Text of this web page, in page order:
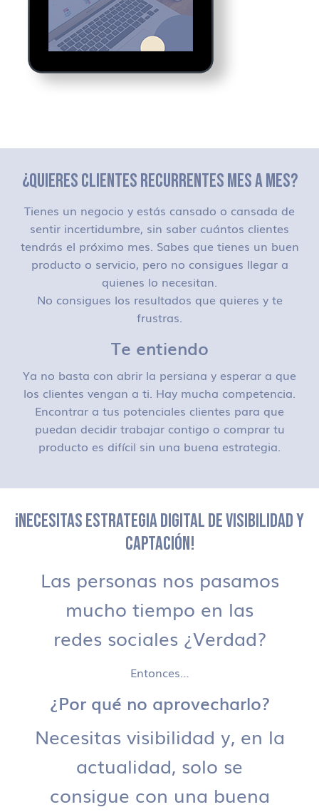
¿QUIERES CLIENTES RECURRENTES MES A MES?
Tienes un negocio y estás cansado o cansada de
sentir incertidumbre, sin saber cuántos clientes
tendrás el próximo mes. Sabes que tienes un buen
producto o servicio, pero no consigues llegar a
quienes lo necesitan.
No consigues los resultados que quieres y te
frustras.
Te entiendo
Ya no basta con abrir la persiana y esperar a que
los clientes vengan a ti. Hay mucha competencia.
Encontrar a tus potenciales clientes para que
puedan decidir trabajar contigo o comprar tu
producto es difícil sin una buena estrategia.
¡NECESITAS ESTRATEGIA DIGITAL DE VISIBILIDAD Y
CAPTACIÓN!
Las personas nos pasamos
mucho tiempo en las
redes sociales ¿Verdad?
Entonces…
¿Por qué no aprovecharlo?
Necesitas visibilidad y, en la
actualidad, solo se
consigue con una buena